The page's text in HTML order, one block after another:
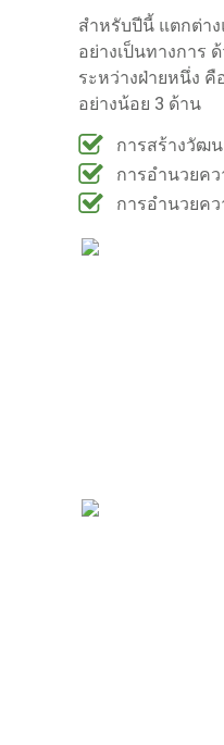
สำหรับปีนี้ แตกต่าง
อย่างเป็นทางการ
ระหว่างฝ่ายหนึ่ง
อย่างน้อย 3 ด้าน
การสร้างวัฒ
การอำนวยค
การอำนวยค